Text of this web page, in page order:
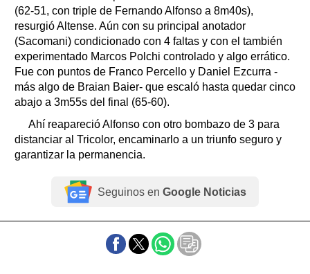
(62-51, con triple de Fernando Alfonso a 8m40s),
resurgió Altense. Aún con su principal anotador
(Sacomani) condicionado con 4 faltas y con el también
experimentado Marcos Polchi controlado y algo errático.
Fue con puntos de Franco Percello y Daniel Ezcurra -
más algo de Braian Baier- que escaló hasta quedar cinco
abajo a 3m55s del final (65-60).
Ahí reapareció Alfonso con otro bombazo de 3 para
distanciar al Tricolor, encaminarlo a un triunfo seguro y
garantizar la permanencia.
Seguinos en Google Noticias